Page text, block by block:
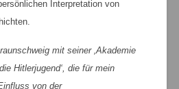
Interpretation von
mit seiner ‚Akademie
Hitlerjugend‘, die für mein
von der